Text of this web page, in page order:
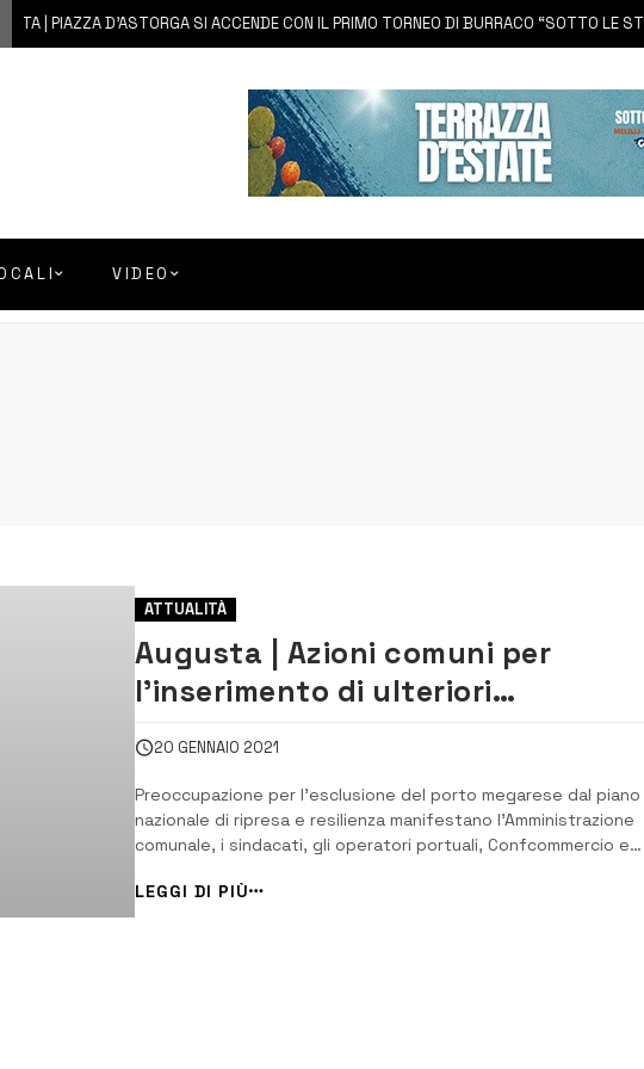
| PIAZZA D’ASTORGA SI ACCENDE CON IL PRIMO TORNEO DI BURRACO “SOTTO LE
VIDEO
ATTUALITÀ
Augusta | Azioni comuni per
l’inserimento di ulteriori
investimenti per il porto, tavolo
tecnico
20 GENNAIO 2021
Preoccupazione per l’esclusione del porto megarese dal piano
nazionale di ripresa e resilienza manifestano l’Amministrazione
comunale, i sindacati, gli operatori portuali, Confcommercio e
Ritenute necessarie azioni comuni volte all’inserimento di
progetti ...
LEGGI DI PIÙ